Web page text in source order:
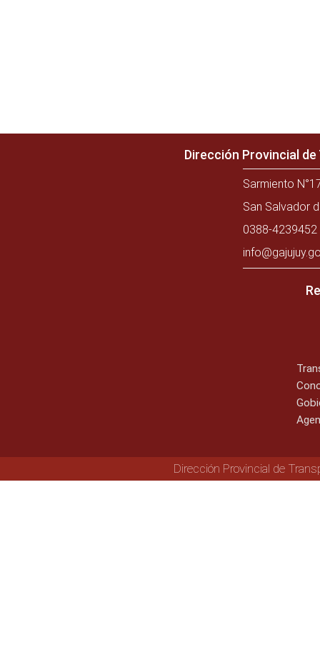
Dirección Provincial
Sarmiento
San Salvador
0388-
Dirección Provincial de